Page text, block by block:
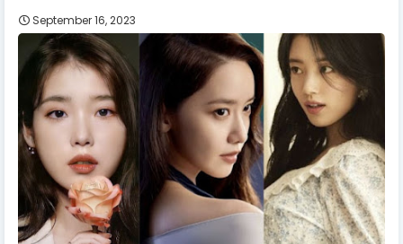
September 16, 2023